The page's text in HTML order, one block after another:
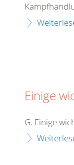
Einige
G. Einige